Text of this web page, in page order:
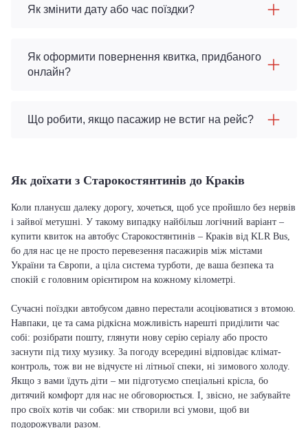
Як змінити дату або час поїздки?
Як оформити повернення квитка, придбаного
онлайн?
Що робити, якщо пасажир не встиг на рейс?
Як доїхати з Старокостянтинів до Краків
Коли плануєш далеку дорогу, хочеться, щоб усе пройшло без нервів
і зайвої метушні. У такому випадку найбільш логічний варіант –
купити квиток на автобус Старокостянтинів – Краків від KLR Bus,
бо для нас це не просто перевезення пасажирів між містами
України та Європи, а ціла система турботи, де ваша безпека та
спокій є головним орієнтиром на кожному кілометрі.
Сучасні поїздки автобусом давно перестали асоціюватися з втомою.
Навпаки, це та сама рідкісна можливість нарешті приділити час
собі: розібрати пошту, глянути нову серію серіалу або просто
заснути під тиху музику. За погоду всередині відповідає клімат-
контроль, тож ви не відчуєте ні літньої спеки, ні зимового холоду.
Якщо з вами їдуть діти – ми підготуємо спеціальні крісла, бо
дитячий комфорт для нас не обговорюється. І, звісно, не забувайте
про своїх котів чи собак: ми створили всі умови, щоб ви
подорожували разом.